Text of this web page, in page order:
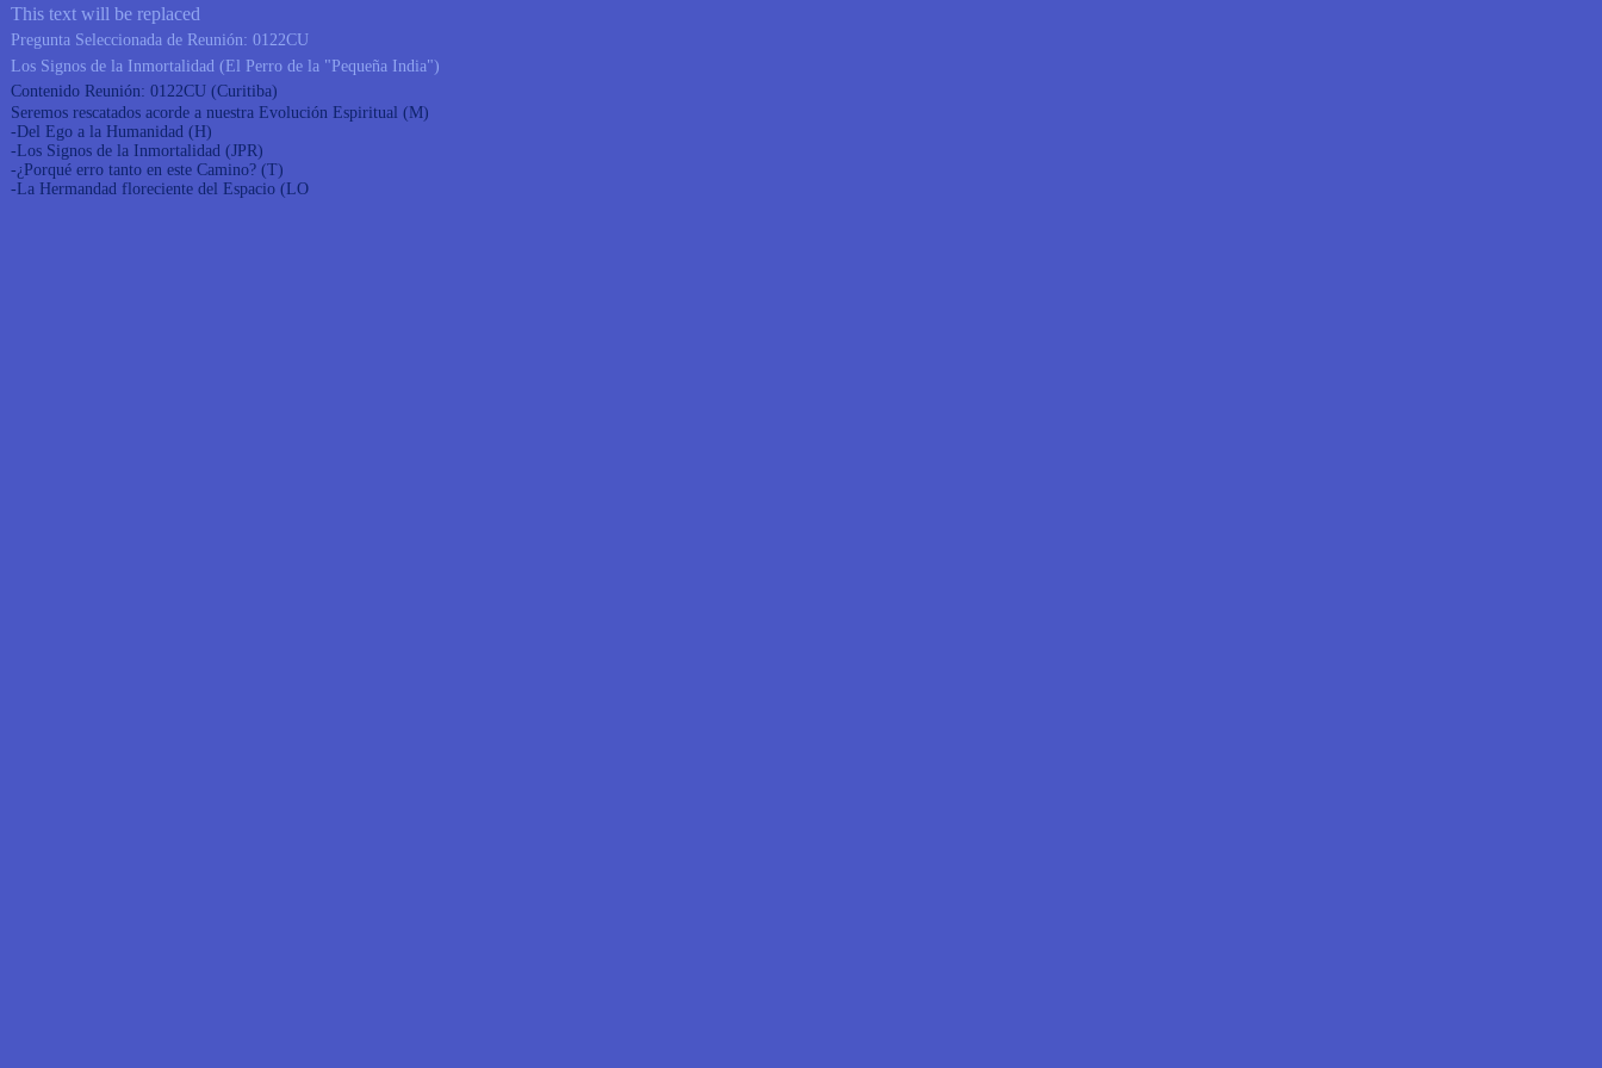
This text will be replaced
Pregunta Seleccionada de Reunión: 0122CU
Los Signos de la Inmortalidad (El Perro de la "Pequeña India")
Contenido Reunión: 0122CU (Curitiba)
Seremos rescatados acorde a nuestra Evolución Espiritual (M)
-Del Ego a la Humanidad (H)
-Los Signos de la Inmortalidad (JPR)
-¿Porqué erro tanto en este Camino? (T)
-La Hermandad floreciente del Espacio (LO